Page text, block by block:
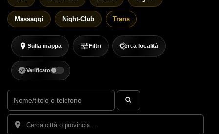
Massaggi Night-Club Trans
Sulla mappa Filtri Cerca località
Verificato